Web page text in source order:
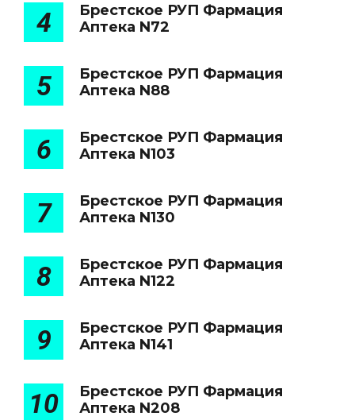
4
Брестское РУП Фармация
Аптека N72
5
Брестское РУП Фармация
Аптека N88
6
Брестское РУП Фармация
Аптека N103
7
Брестское РУП Фармация
Аптека N130
8
Брестское РУП Фармация
Аптека N122
9
Брестское РУП Фармация
Аптека N141
10
Брестское РУП Фармация
Аптека N208